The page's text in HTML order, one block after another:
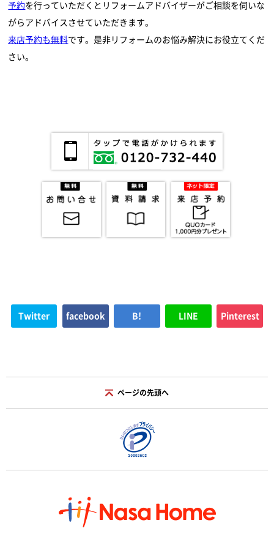
予約を行っていただくとリフォームアドバイザーがご相談を伺いな
がらアドバイスさせていただきます。
来店予約も無料です。是非リフォームのお悩み解決にお役立てくだ
さい。
Twitter facebook B! LINE Pinterest
ページの先頭へ